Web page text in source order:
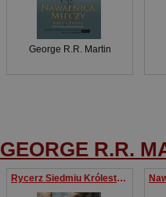
George R.R. Martin
GEORGE R.R.
Rycerz Siedmiu Królestw. Wydanie serialowe